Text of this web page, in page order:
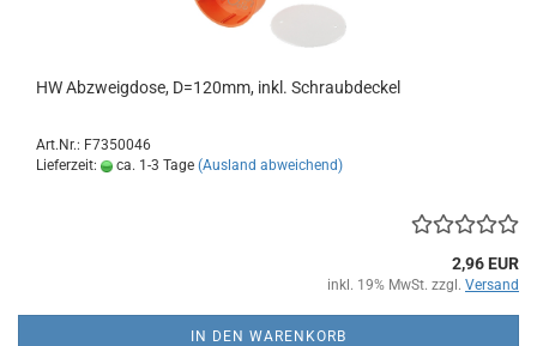
HW Abzweigdose, D=120mm, inkl. Schraubdeckel
Art.Nr.: F7350046
Lieferzeit:
ca. 1-3 Tage (Ausland abweichend)
2,96 EUR
inkl. 19% MwSt. zzgl. Versand
IN DEN WARENKORB